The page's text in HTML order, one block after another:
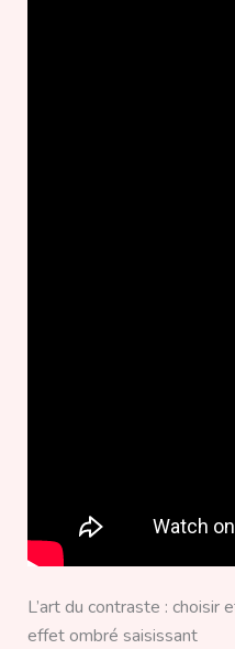
L’art du contraste : choisir
effet ombré saisissant